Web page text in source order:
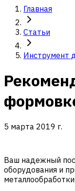
Главная
Статьи
Инструмент
5 марта 2019 г.
Ваш надежный
оборудования и
металлообработки